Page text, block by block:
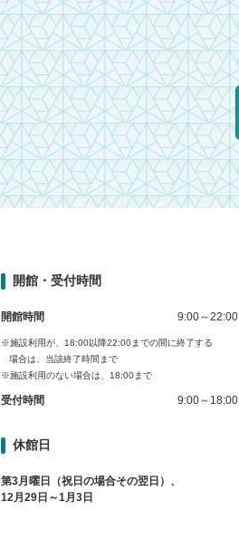
開館・受付時間
開館時間 9:00～22:00
※施設利用が、18:00以降22:00までの間に終了する
場合は、当該終了時間まで
※施設利用のない場合は、18:00まで
受付時間 9:00～18:00
休館日
第3月曜日（祝日の場合その翌日）、
12月29日～1月3日